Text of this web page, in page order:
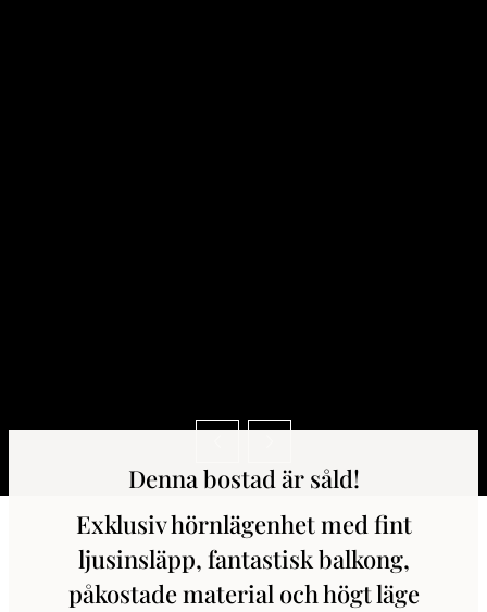
Denna bostad är såld!
Exklusiv hörnlägenhet med fint
ljusinsläpp, fantastisk balkong,
påkostade material och högt läge